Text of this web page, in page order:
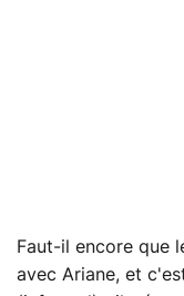
Faut-il encore que
avec Ariane, et